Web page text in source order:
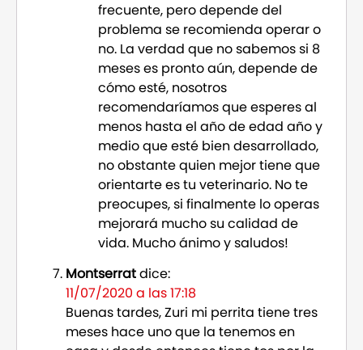
frecuente, pero depende del
problema se recomienda operar o
no. La verdad que no sabemos si 8
meses es pronto aún, depende de
cómo esté, nosotros
recomendaríamos que esperes al
menos hasta el año de edad año y
medio que esté bien desarrollado,
no obstante quien mejor tiene que
orientarte es tu veterinario. No te
preocupes, si finalmente lo operas
mejorará mucho su calidad de
vida. Mucho ánimo y saludos!
Montserratdice:
11/07/2020 a las 17:18
Buenas tardes, Zuri mi perrita tiene tres
meses hace uno que la tenemos en